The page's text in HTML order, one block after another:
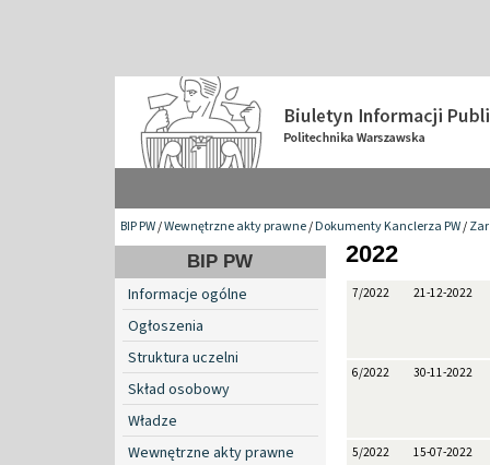
BIP PW/Wewnętrzne akty prawne/Dokumenty Kanclerza PW/
BIP PW
Informacje ogólne
Ogłoszenia
Struktura uczelni
Skład osobowy
Władze
Wewnętrzne akty prawne
2022
7/2022 21-12-2022
6/2022 30-11-2022
5/2022 15-07-2022